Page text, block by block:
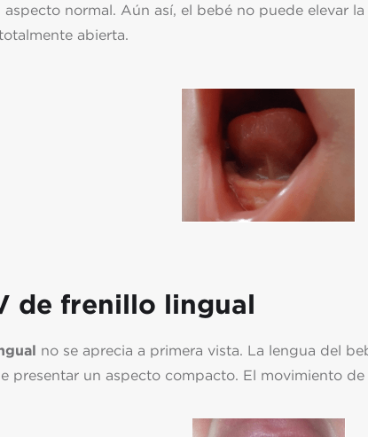
aspecto normal. Aún así, el bebé no puede elevar
abierta.
de frenillo lingual
no se aprecia a primera vista. La lengua del
presentar un aspecto compacto. El movimiento de